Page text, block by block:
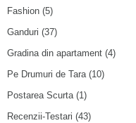
Fashion (5)
Ganduri (37)
Gradina din apartament (4)
Pe Drumuri de Tara(10)
Postarea Scurta(1)
Recenzii-Testari (43)